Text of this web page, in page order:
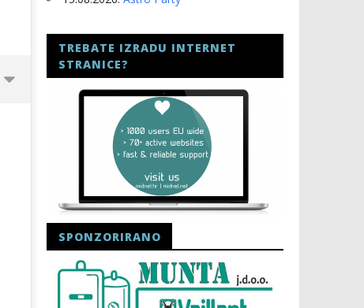
HEP: Bez struje
01.10.2024.
TREBATE IZRADU INTERNET
STRANICE?
SPONZORIRANO